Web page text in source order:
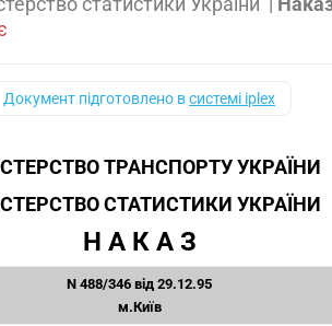
Документ підготовлено всистемі iplex
ТРАНСПОРТУ УКРАЇНИ
СТАТИСТИКИ УКРАЇНИ
Н А К А З
N 488/346 від 29.12.95
м.Київ